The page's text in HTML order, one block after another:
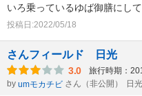
いろ乗っているゆば御膳にし
投稿日:2022/05/18
さんフィールド 日光
3.0 旅行時期：
by umモカチビ さん（非公開） 日